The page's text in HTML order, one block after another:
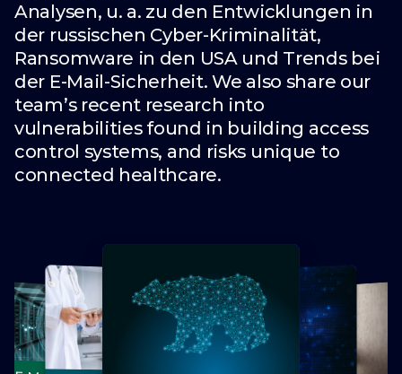
Analysen, u. a. zu den Entwicklungen in
der russischen Cyber-Kriminalität,
Ransomware in den USA und Trends bei
der E-Mail-Sicherheit. We also share our
team’s recent research into
vulnerabilities found in building access
control systems, and risks unique to
connected healthcare.